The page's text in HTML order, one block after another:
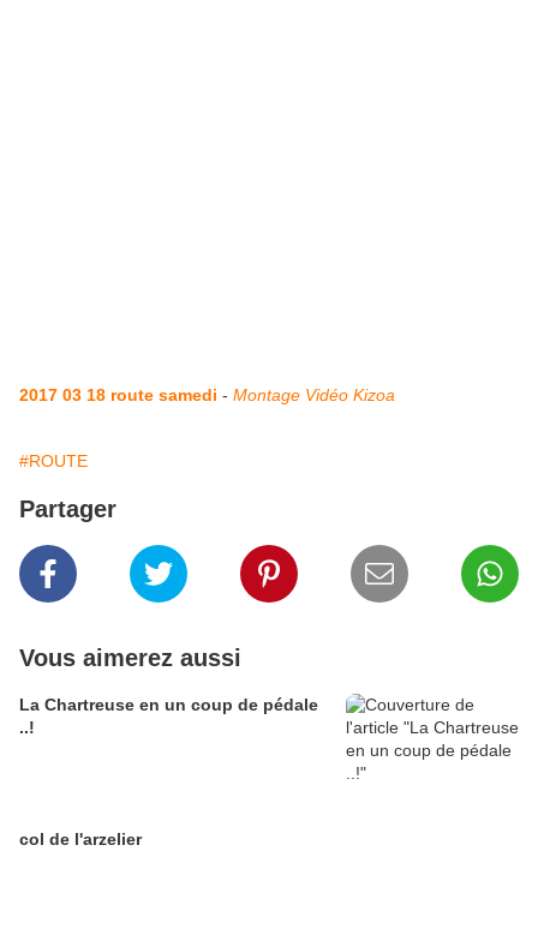
2017 03 18 route samedi - Montage Vidéo Kizoa
#ROUTE
Partager
Vous aimerez aussi
La Chartreuse en un coup de pédale
..!
col de l'arzelier